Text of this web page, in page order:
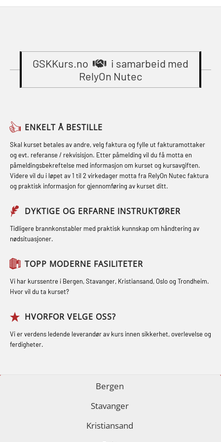
Beredskapsledelse – repetisjon
Breathing System (CA-EBS) Initial
Deployment (OBS119)
Compressed Air Emergency
Fallsikring (FAR108)
Førstehjelp – repetisjon (OFA102)
Førstehjelp grunnkurs (OFABLE101)
GOC sertifikat grunnleggende
(GMDSS) (MRC101)
GOC sertifikat repetisjon (GMDSS)
(MRC102)
GSK Sikkerhetskurs offshore for
oljearbeidere (OBS1055)
GWO: BST – Offshore (Blended with
(RBSBLE018)
GWO: BST – Onshore (Blended: e-
learning practical) (RBSBLE002)
GWO: BST Refresher – Offshore
sikkerhetskurs for offiserer
(MBSBLE024)
STCW Oppdatering videregående
(MBSBLE021)
STCW kombi oppdatering offiserer
og med.behandling (MBS134)
STCW Kombi Oppdatering Offiserer
og Medisinsk Behandling med
Webinar (MBS1341)
STCW Oppdatering for offiserer 24 t
(MBS114)
STCW Medisinsk førstehjelp (MFA1081)
STCW Medisinsk førstehjelp
oppdatering (MBSBLE025)
STCW Oppdatering Medisinsk
Påbygging fra Offshore Norge til
Fallsikring (FAR108)
GOC sertifikat grunnleggende
(GMDSS) (MRC101)
learning practical) (RBSBLE002)
Grunnkurs Industrivern (LSC115)
Grunnkurs Røykdykking Industrivern
inkl. brannslukning (FSC121)
Hjertestarter brukerkurs (OFA107)
Røykdykking industrivern –
repetisjon (LFI105)
Sikkerhetskurs for ansatte på
oppdrettsanlegg (LBS100)
Ulykkesgransking – Webinar (LSP103)
(LFI100)
GSKKurs.no
i samarbeid med
RelyOn Nutec
ENKELT Å BESTILLE
Skal kurset betales av andre, velg faktura og fylle ut fakturamottaker
og evt. referanse / rekvisisjon. Etter påmelding vil du få motta en
påmeldingsbekreftelse med informasjon om kurset og kursavgiften.
Videre vil du i løpet av 1 til 2 virkedager motta fra RelyOn Nutec faktura
og praktisk informasjon for gjennomføring av kurset ditt.
DYKTIGE OG ERFARNE INSTRUKTØRER
Tidligere brannkonstabler med praktisk kunnskap om håndtering av
nødsituasjoner.
TOPP MODERNE FASILITETER
Vi har kurssentre i Bergen, Stavanger, Kristiansand, Oslo og Trondheim.
Hvor vil du ta kurset?
HVORFOR VELGE OSS?
Vi er verdens ledende leverandør av kurs innen sikkerhet, overlevelse og
ferdigheter.
Bergen
Stavanger
Kristiansand